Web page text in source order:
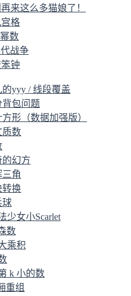
来这么多猫娘了！
宫格
数
战争
钟
的yyy / 线段覆盖
背包问题
方形（数据加强版）
质数
的幻方
三角
转换
球
少女小Scarlet
数
乘积
k 小的数
重组